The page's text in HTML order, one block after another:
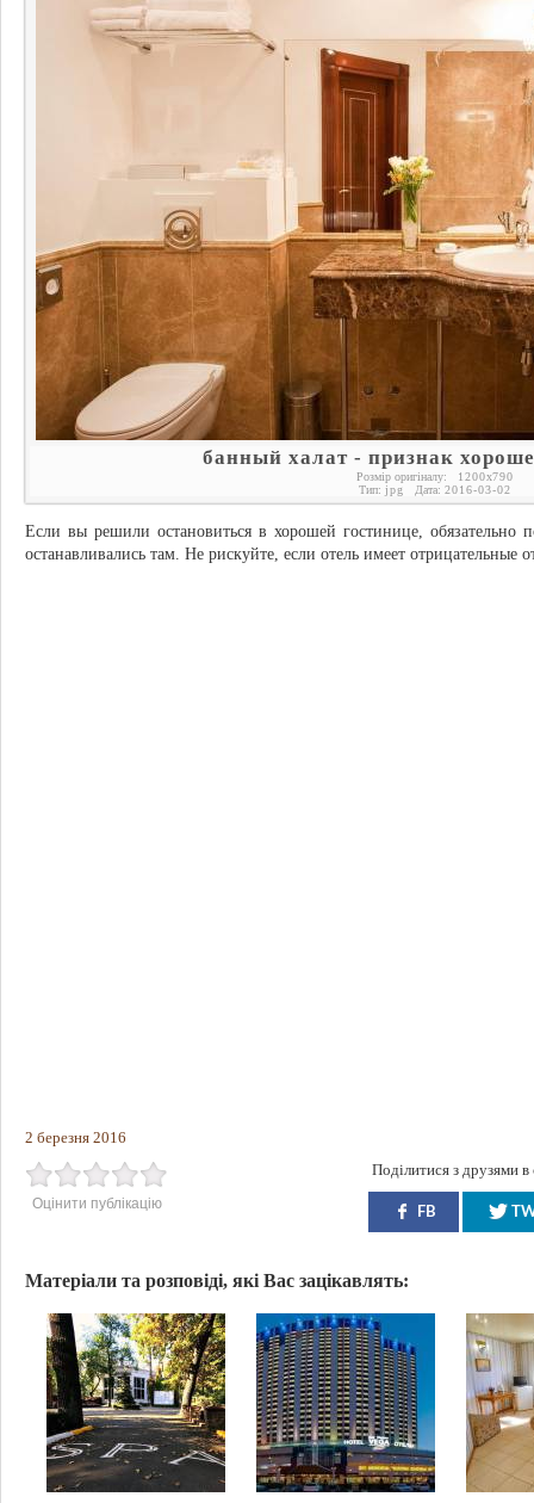
банный халат - признак
Розмір оригіналу: 1200x790
Тип: jpg Дата: 2016-03-02
Если вы решили остановиться в хорошей гостинице, обязательно
останавливались там. Не рискуйте, если отель имеет отрицательные
2 березня 2016
Оцінити публікацію
Поділитися з друзями
FB
Матеріали та розповіді, які Вас зацікавлять: